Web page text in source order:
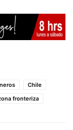
Chile
fronteriza